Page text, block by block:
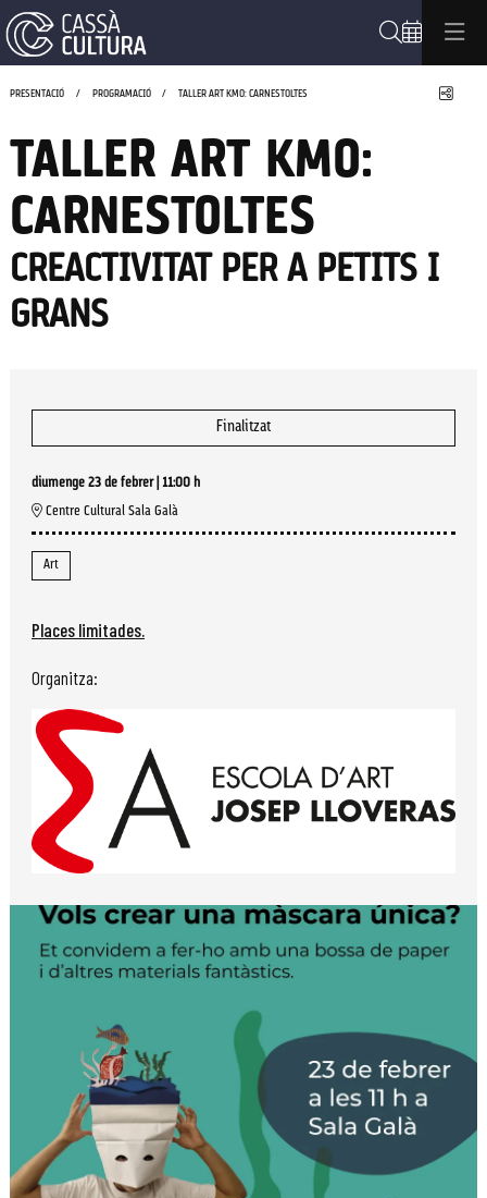
PRESENTACIÓ PROGRAMACIÓ TALLER ART KM0: CARNESTOLTES
TALLER ART KM0:
CARNESTOLTES
CREACTIVITAT PER A PETITS I
GRANS
Finalitzat
diumenge 23 de febrer| 11:00 h
Centre Cultural Sala Galà
Art
Places limitades.
Organitza: